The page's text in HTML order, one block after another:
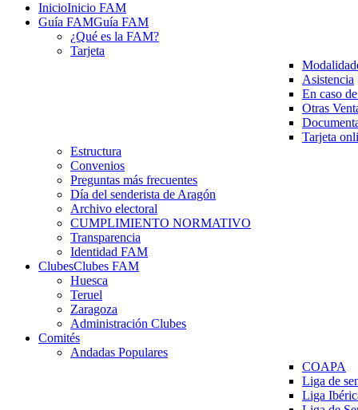
InicioInicio FAM
Guía FAMGuía FAM
¿Qué es la FAM?
Tarjeta
Asistencia
En caso
Otras
Tarjeta
Estructura
Convenios
Preguntas más frecuentes
Día del senderista de Aragón
Archivo electoral
CUMPLIMIENTO NORMATIVO
Transparencia
Identidad FAM
ClubesClubes FAM
Huesca
Teruel
Zaragoza
Administración Clubes
Comités
Andadas Populares
COAPA
Liga de
Liga